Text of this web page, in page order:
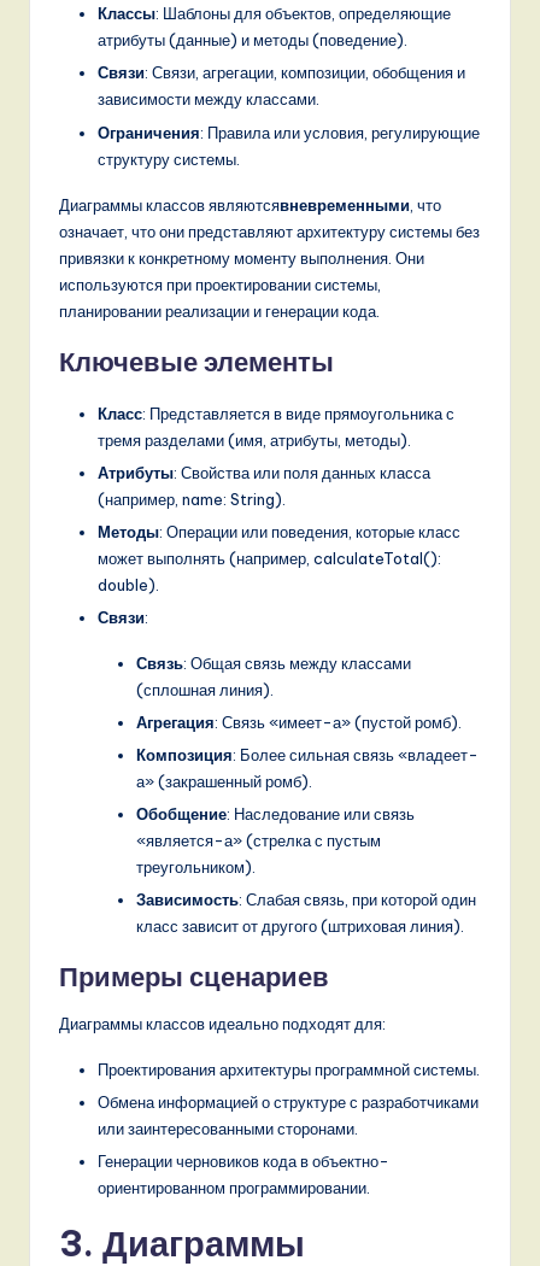
ti
Классы: Шаблоны для объектов, определяющие
атрибуты (данные) и методы (поведение).
Связи: Связи, агрегации, композиции, обобщения и
зависимости между классами.
Ограничения: Правила или условия, регулирующие
структуру системы.
Диаграммы классов являютсявневременными , что
означает, что они представляют архитектуру системы без
привязки к конкретному моменту выполнения. Они
используются при проектировании системы,
планировании реализации и генерации кода.
Ключевые элементы
Класс: Представляется в виде прямоугольника с
тремя разделами (имя, атрибуты, методы).
Атрибуты: Свойства или поля данных класса
(например, name: String).
Методы: Операции или поведения, которые класс
может выполнять (например, calculateTotal():
double).
Связи:
Связь: Общая связь между классами
(сплошная линия).
Агрегация: Связь «имеет-а» (пустой ромб).
Композиция: Более сильная связь «владеет-
а» (закрашенный ромб).
Обобщение: Наследование или связь
«является-а» (стрелка с пустым
треугольником).
Зависимость: Слабая связь, при которой один
класс зависит от другого (штриховая линия).
Примеры сценариев
Диаграммы классов идеально подходят для:
Проектирования архитектуры программной системы.
Обмена информацией о структуре с разработчиками
или заинтересованными сторонами.
Генерации черновиков кода в объектно-
ориентированном программировании.
3. Диаграммы